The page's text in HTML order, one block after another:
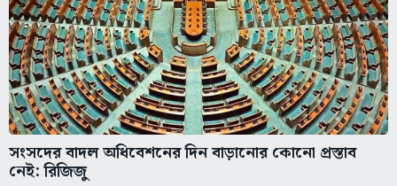
সংসদের বাদল অধিবেশনের দিন বাড়ানোর কোনো প্রস্তাব
নেই: রিজিজু